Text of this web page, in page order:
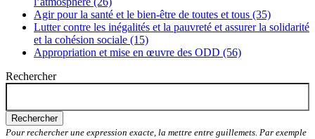
Agir pour la santé et le bien-être de toutes et tous (35)
Lutter contre les inégalités et la pauvreté et assurer la solidarité
et la cohésion sociale (15)
Appropriation et mise en œuvre des ODD (56)
Rechercher
Rechercher
Pour rechercher une expression exacte, la mettre entre guillemets. Par exemple